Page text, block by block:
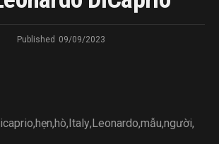
Published 09/09/2023
,hẹn,hò,Italy,Leonardo,mẫu,người,